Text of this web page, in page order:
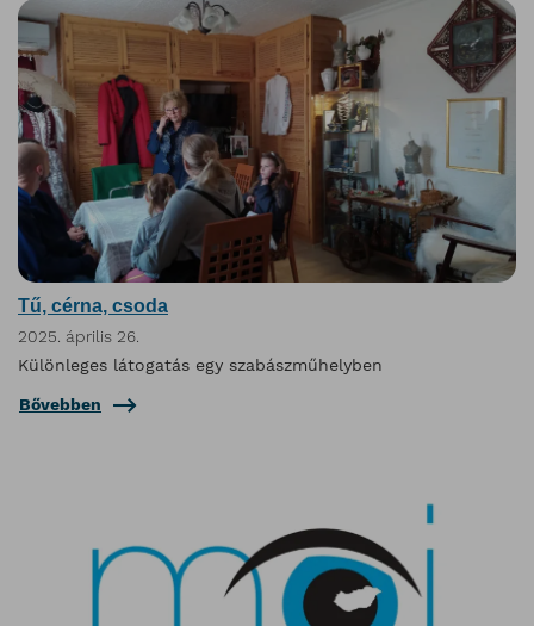
Tű, cérna, csoda
2025. április 26.
Különleges látogatás egy szabászműhelyben
Bővebben